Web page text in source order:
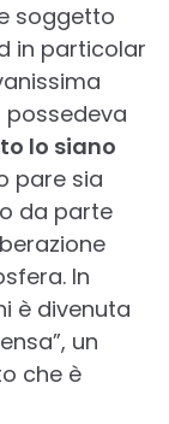
soggetto
in particolar
possedeva
lo siano
pare sia
da parte
In
è divenuta
un
che è